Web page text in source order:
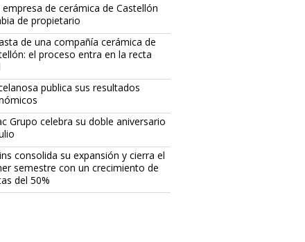
empresa de cerámica de Castellón
de propietario
de una compañía cerámica de
el proceso entra en la recta
publica sus resultados
Grupo celebra su doble aniversario
consolida su expansión y cierra el
semestre con un crecimiento de
del 50%